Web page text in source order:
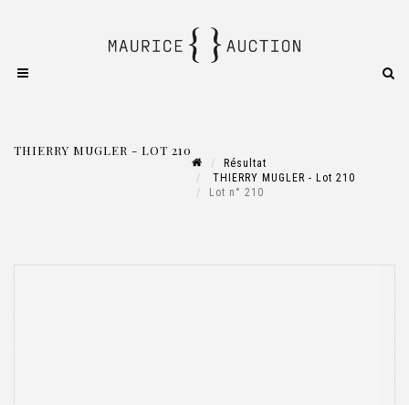
THIERRY MUGLER - LOT 210
Résultat
THIERRY MUGLER - Lot 210
Lot n° 210